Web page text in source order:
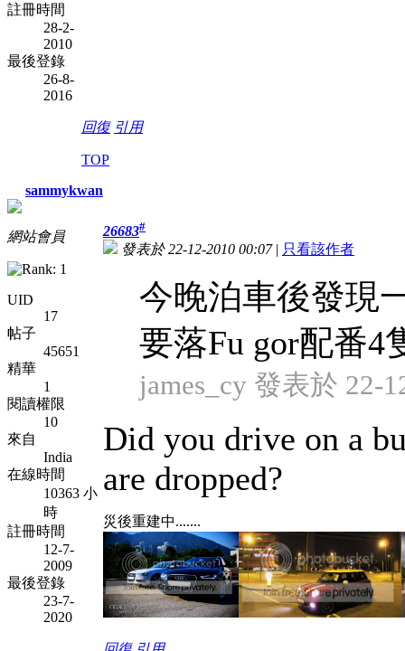
註冊時間
28-2-
2010
最後登錄
26-8-
2016
回復 引用
TOP
sammykwan
網站會員
UID
17
帖子
45651
精華
1
閱讀權限
10
來自
India
在線時間
10363 小
時
註冊時間
12-7-
2009
最後登錄
23-7-
2020
26683#
發表於 22-12-2010 00:07| 只看該作者
今晚泊車後發現
要落Fu gor配番4
james_cy 發表於 22-
Did you drive on a
are dropped?
災後重建中.......